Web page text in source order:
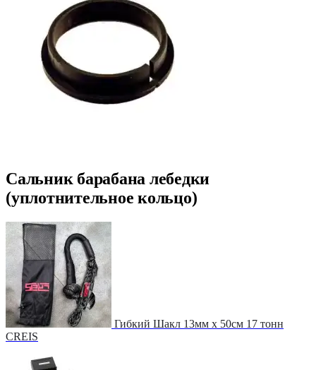
Сальник барабана лебедки
(уплотнительное кольцо)
Гибкий Шакл 13мм x 50см 17 тонн
CREIS